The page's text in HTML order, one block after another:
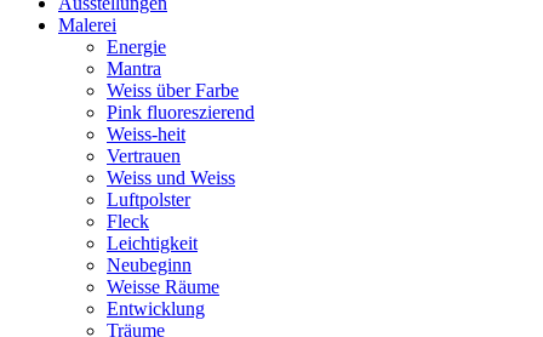
Malerei
Energie
Mantra
Weiss über Farbe
Pink fluoreszierend
Weiss-heit
Vertrauen
Weiss und Weiss
Luftpolster
Fleck
Leichtigkeit
Neubeginn
Weisse Räume
Entwicklung
Träume